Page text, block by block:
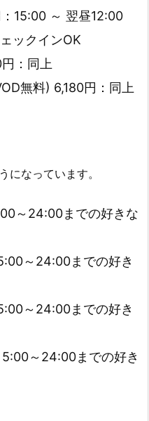
15:00 ～ 翌昼12:00
ックインOK
：同上
無料) 6,180円：同上
になっています。
～24:00までの好きな
～24:00までの好き
～24:00までの好き
～24:00までの好き